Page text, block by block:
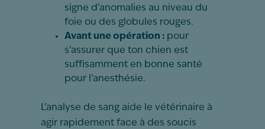
signe d’anomalies au niveau du
foie ou des globules rouges.
Avant une opération : pour
s’assurer que ton chien est
suffisamment en bonne santé
pour l’anesthésie.
L’analyse de sang aide le vétérinaire à
agir rapidement face à des soucis